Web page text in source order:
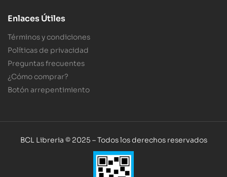
Enlaces Útiles
Términos y condiciones
Políticas de privacidad
Preguntas frecuentes
¿Cómo comprar?
Botón arrepentimiento
BCL Libreria © 2025 – Todos los derechos reservados